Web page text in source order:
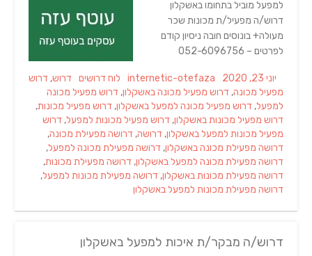
למפעל מוביל בתחומו באשקלון
דרוש/ה מפעיל/ת מכונות שכר
מעולה+ בונוסים חובה ניסיון קודם
לפרטים – 052-6096756
Posted
on
יוני 23, 2020 Author
internetic-otefaza
Categories
לוח דרושים Tags
דרוש, דרוש
מפעיל מכונה, דרוש מפעיל מכונה באשקלון, דרוש מפעיל מכונה
למפעל, דרוש מפעיל מכונה למפעל באשקלון, דרוש מפעיל מכונות,
דרוש מפעיל מכונות באשקלון, דרוש מפעיל מכונות למפעל, דרוש
מפעיל מכונות למפעל באשקלון, דרושה, דרושה מפעילת מכונה,
דרושה מפעילת מכונה באשקלון, דרושה מפעילת מכונה למפעל,
דרושה מפעילת מכונה למפעל באשקלון, דרושה מפעילת מכונות,
דרושה מפעילת מכונות באשקלון, דרושה מפעילת מכונות למפעל,
דרושה מפעילת מכונות למפעל באשקלון
דרוש/ה מבקר/ת איכות למפעל באשקלון